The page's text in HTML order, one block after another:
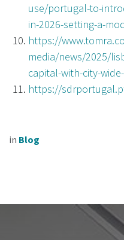
use/portugal-to-
in-2026-setting-a-
https://
media/news/2025/
capital-with-city-
https://
in Blog